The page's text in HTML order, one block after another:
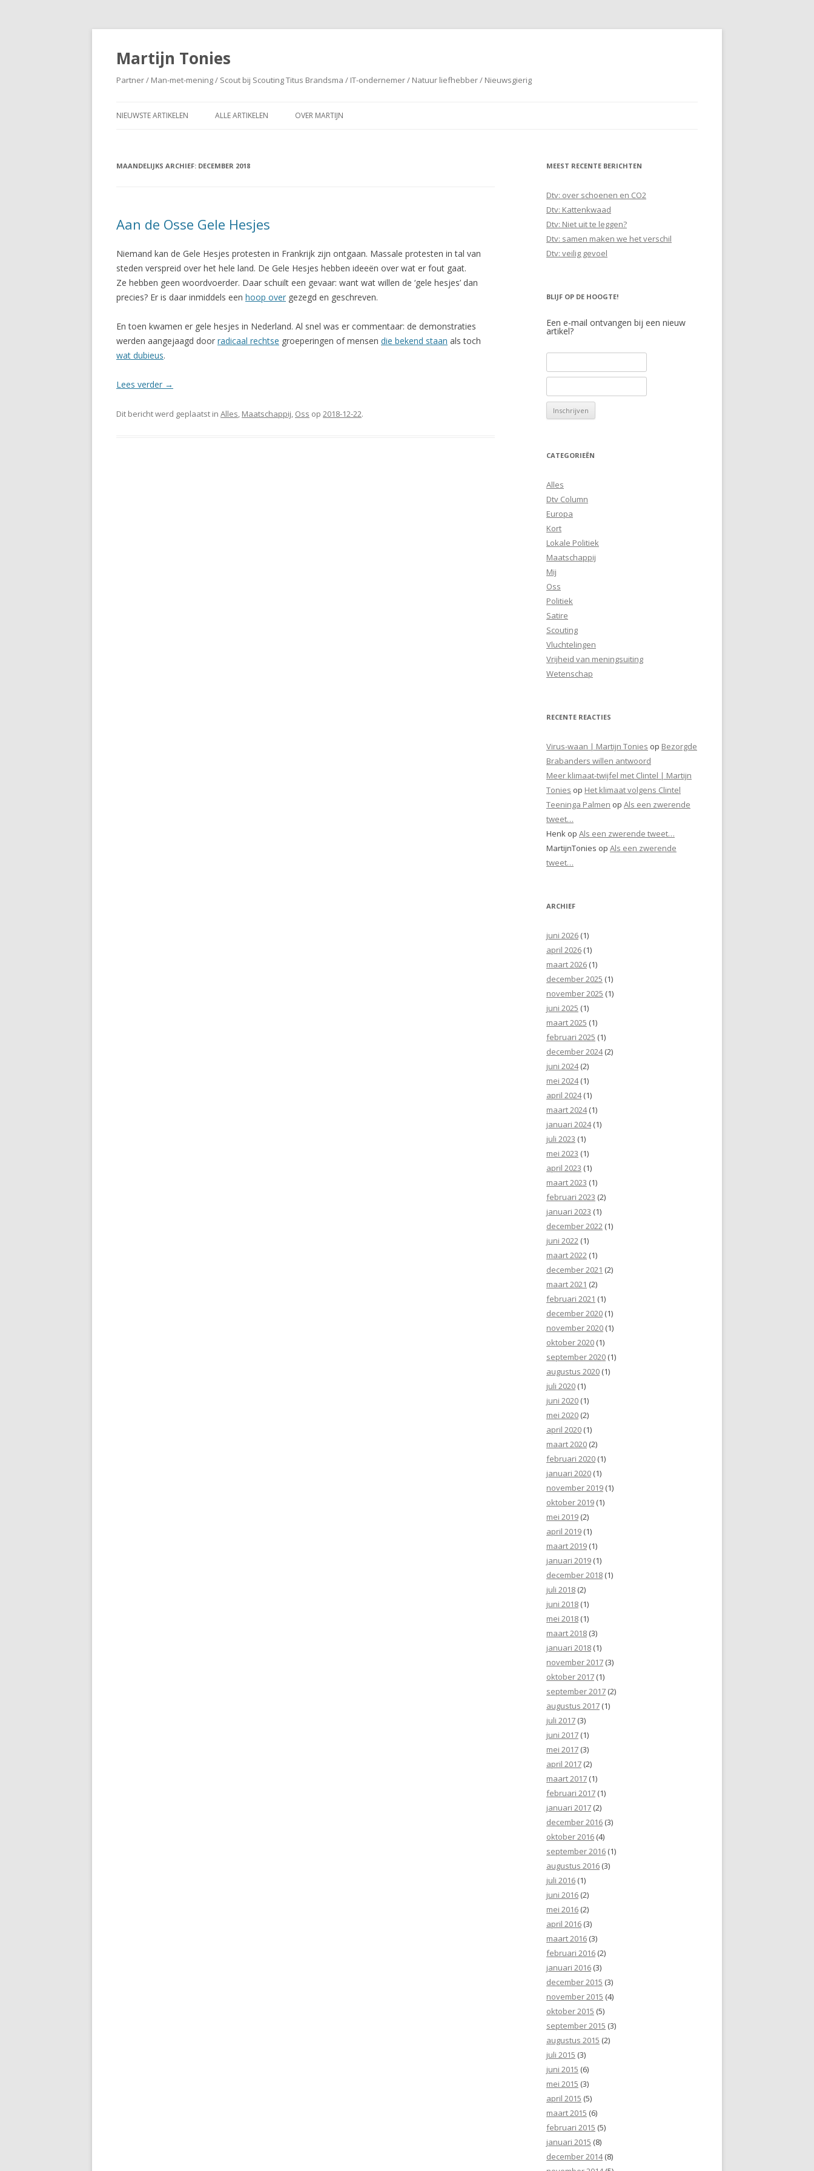
Martijn Tonies
Partner / Man-met-mening / Scout bij Scouting Titus Brandsma / IT-ondernemer / Natuur liefhebber / Nieuwsgierig
NIEUWSTE ARTIKELEN ALLE ARTIKELEN OVER MARTIJN
MAANDELIJKS ARCHIEF: DECEMBER 2018
Aan de Osse Gele Hesjes
Niemand kan de Gele Hesjes protesten in Frankrijk zijn ontgaan. Massale protesten in tal van
steden verspreid over het hele land. De Gele Hesjes hebben ideeën over wat er fout gaat.
Ze hebben geen woordvoerder. Daar schuilt een gevaar: want wat willen de ‘gele hesjes’ dan
precies? Er is daar inmiddels een hoop over gezegd en geschreven.
En toen kwamen er gele hesjes in Nederland. Al snel was er commentaar: de demonstraties
werden aangejaagd door radicaal rechtse groeperingen of mensen die bekend staan als toch
wat dubieus.
Lees verder →
Dit bericht werd geplaatst in Alles, Maatschappij, Oss op 2018-12-22.
MEEST RECENTE BERICHTEN
Dtv: over schoenen en CO2
Dtv: Kattenkwaad
Dtv: Niet uit te leggen?
Dtv: samen maken we het verschil
Dtv: veilig gevoel
BLIJF OP DE HOOGTE!
Een e-mail ontvangen bij een nieuw
artikel?
CATEGORIEËN
Alles
Dtv Column
Europa
Kort
Lokale Politiek
Maatschappij
Mij
Oss
Politiek
Satire
Scouting
Vluchtelingen
Vrijheid van meningsuiting
Wetenschap
RECENTE REACTIES
Virus-waan | Martijn Tonies op Bezorgde
Brabanders willen antwoord
Meer klimaat-twijfel met Clintel | Martijn
Tonies op Het klimaat volgens Clintel
Teeninga Palmen op Als een zwerende
tweet…
Henk op Als een zwerende tweet…
MartijnTonies op Als een zwerende
tweet…
ARCHIEF
juni 2026 (1)
april 2026 (1)
maart 2026 (1)
december 2025 (1)
november 2025 (1)
juni 2025 (1)
maart 2025 (1)
februari 2025 (1)
december 2024(2)
juni 2024(2)
mei 2024(1)
april 2024(1)
maart 2024(1)
januari 2024(1)
juli 2023 (1)
mei 2023 (1)
april 2023 (1)
maart 2023 (1)
februari 2023 (2)
januari 2023 (1)
december 2022 (1)
juni 2022 (1)
maart 2022 (1)
december 2021 (2)
maart 2021 (2)
februari 2021 (1)
december 2020 (1)
november 2020 (1)
oktober 2020 (1)
september 2020 (1)
augustus 2020 (1)
juli 2020 (1)
juni 2020 (1)
mei 2020 (2)
april 2020 (1)
maart 2020 (2)
februari 2020 (1)
januari 2020 (1)
november 2019 (1)
oktober 2019 (1)
mei 2019 (2)
april 2019 (1)
maart 2019 (1)
januari 2019 (1)
december 2018 (1)
juli 2018 (2)
juni 2018 (1)
mei 2018 (1)
maart 2018 (3)
januari 2018 (1)
november 2017 (3)
oktober 2017 (1)
september 2017 (2)
augustus 2017 (1)
juli 2017 (3)
juni 2017 (1)
mei 2017 (3)
april 2017 (2)
maart 2017 (1)
februari 2017 (1)
januari 2017 (2)
december 2016 (3)
oktober 2016 (4)
september 2016 (1)
augustus 2016 (3)
juli 2016 (1)
juni 2016 (2)
mei 2016 (2)
april 2016 (3)
maart 2016 (3)
februari 2016 (2)
januari 2016 (3)
december 2015 (3)
november 2015 (4)
oktober 2015 (5)
september 2015 (3)
augustus 2015 (2)
juli 2015 (3)
juni 2015 (6)
mei 2015 (3)
april 2015 (5)
maart 2015 (6)
februari 2015 (5)
januari 2015 (8)
december 2014(8)